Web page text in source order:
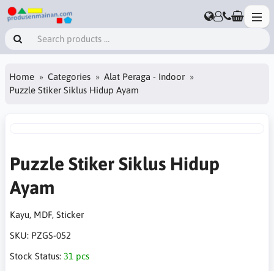
Home Categories
Alat Peraga - Indoor
Puzzle Stiker Siklus Hidup Ayam
Puzzle Stiker Siklus Hidup
Ayam
Kayu, MDF, Sticker
SKU: PZGS-052
Stock Status: 31 pcs